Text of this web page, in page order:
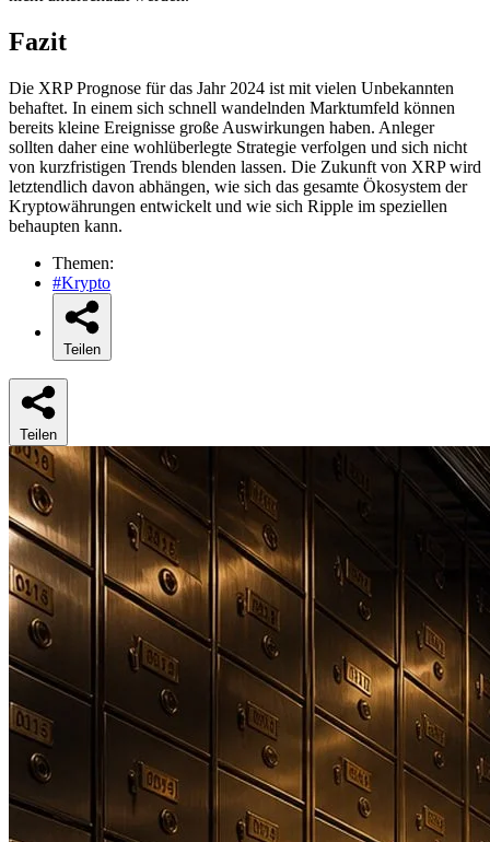
Fazit
Die XRP Prognose für das Jahr 2024 ist mit vielen Unbekannten
behaftet. In einem sich schnell wandelnden Marktumfeld können
bereits kleine Ereignisse große Auswirkungen haben. Anleger
sollten daher eine wohlüberlegte Strategie verfolgen und sich nicht
von kurzfristigen Trends blenden lassen. Die Zukunft von XRP wird
letztendlich davon abhängen, wie sich das gesamte Ökosystem der
Kryptowährungen entwickelt und wie sich Ripple im speziellen
behaupten kann.
Themen:
#Krypto
Teilen
Teilen